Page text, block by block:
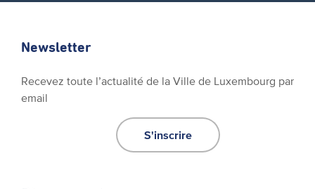
Newsletter
Recevez toute l’actualité de la Ville de Luxembourg par
email
S'inscrire